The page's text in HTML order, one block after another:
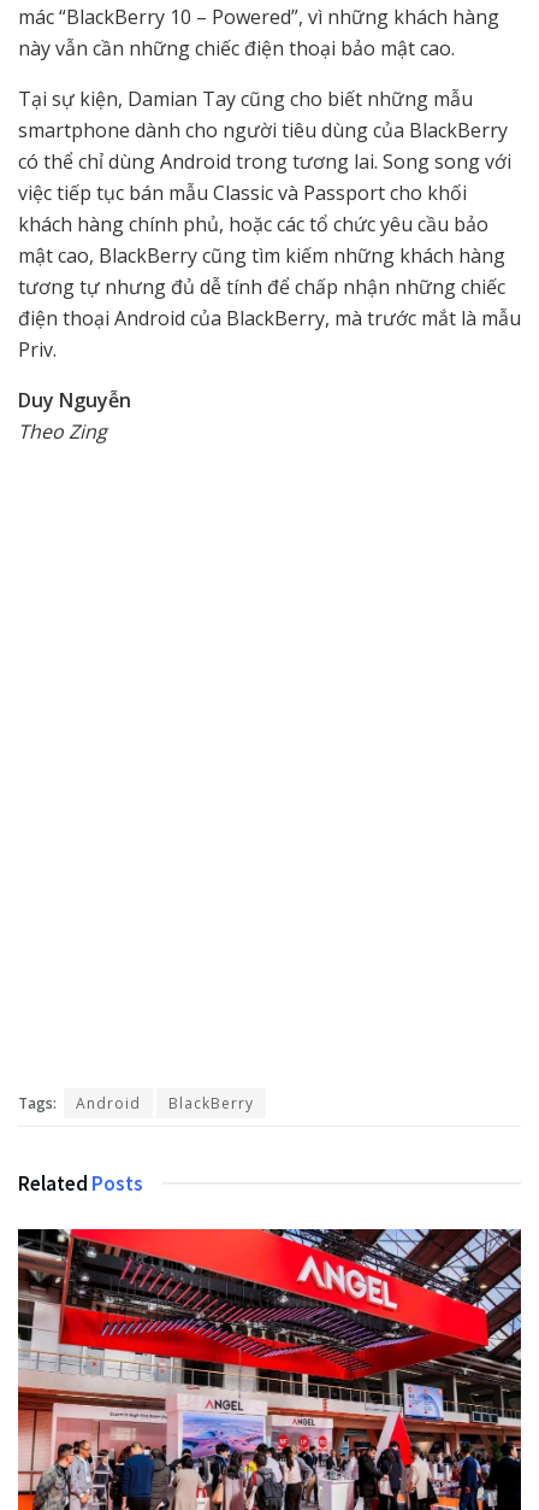
mác “BlackBerry 10 – Powered”, vì những khách hàng
này vẫn cần những chiếc điện thoại bảo mật cao.
Tại sự kiện, Damian Tay cũng cho biết những mẫu
smartphone dành cho người tiêu dùng của BlackBerry
có thể chỉ dùng Android trong tương lai. Song song với
việc tiếp tục bán mẫu Classic và Passport cho khối
khách hàng chính phủ, hoặc các tổ chức yêu cầu bảo
mật cao, BlackBerry cũng tìm kiếm những khách hàng
tương tự nhưng đủ dễ tính để chấp nhận những chiếc
điện thoại Android của BlackBerry, mà trước mắt là mẫu
Priv.
Duy Nguyễn
Theo Zing
Tags: Android BlackBerry
Related Posts